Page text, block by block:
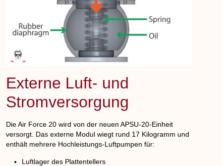
Externe Luft- und
Stromversorgung
Die Air Force 20 wird von der neuen APSU-20-Einheit
versorgt. Das externe Modul wiegt rund 17 Kilogramm und
enthält mehrere Hochleistungs-Luftpumpen für:
Luftlager des Plattentellers